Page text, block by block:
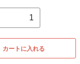
カートに入れる